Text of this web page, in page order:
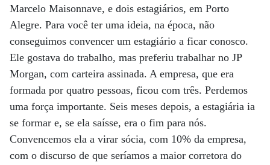
Marcelo Maisonnave, e dois estagiários, em Porto
Alegre. Para você ter uma ideia, na época, não
conseguimos convencer um estagiário a ficar conosco.
Ele gostava do trabalho, mas preferiu trabalhar no JP
Morgan, com carteira assinada. A empresa, que era
formada por quatro pessoas, ficou com três. Perdemos
uma força importante. Seis meses depois, a estagiária ia
se formar e, se ela saísse, era o fim para nós.
Convencemos ela a virar sócia, com 10% da empresa,
com o discurso de que seríamos a maior corretora do